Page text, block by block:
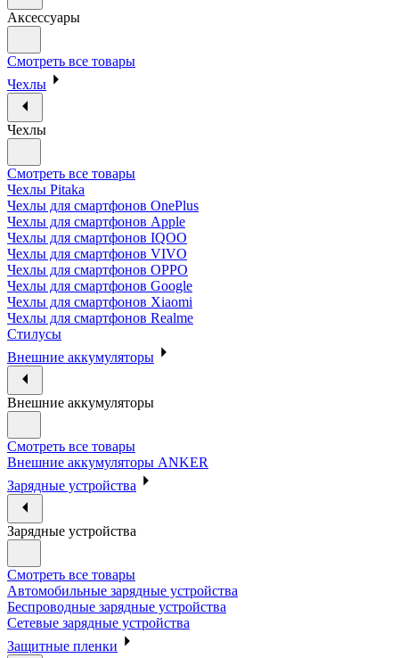
Аксессуары
Смотреть все товары
Чехлы
Чехлы
Смотреть все товары
Чехлы Pitaka
Чехлы для смартфонов OnePlus
Чехлы для смартфонов Apple
Чехлы для смартфонов IQOO
Чехлы для смартфонов VIVO
Чехлы для смартфонов OPPO
Чехлы для смартфонов Google
Чехлы для смартфонов Xiaomi
Чехлы для смартфонов Realme
Стилусы
Внешние аккумуляторы
Внешние аккумуляторы
Смотреть все товары
Внешние аккумуляторы ANKER
Зарядные устройства
Зарядные устройства
Смотреть все товары
Автомобильные зарядные устройства
Беспроводные зарядные устройства
Сетевые зарядные устройства
Защитные пленки